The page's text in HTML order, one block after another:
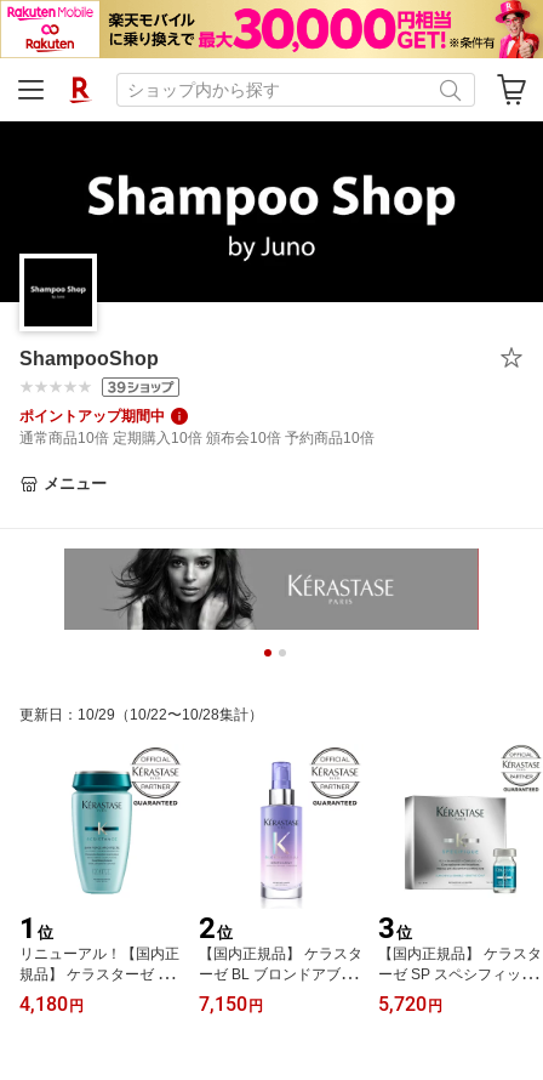
ShampooShop
ポイントアップ期間中
通常商品10倍 定期購入10倍 頒布会10倍 予約商品10倍
メニュー
更新日 ： 10/29 （10/22〜10/28集計）
1 位
リニューアル！【国内正
規品】 ケラスターゼ RE
レジスタンス フォルスバ
ンドフォルス 250ml NP
4,180 円
2位
【国内正規品】 ケラスタ
ーゼ BL ブロンドアブソ
リュ セラムシカニュイ
ヘアケア
7,150 円
3位
【国内正規品】 ケラスタ
ーゼ SP スペシフィック
アペザントアンタンス 6
ml×12本 洗い流さないト
5,720 円